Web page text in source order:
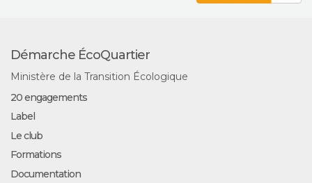
Démarche ÉcoQuartier
Ministère de la Transition Écologique
20 engagements
Label
Le club
Formations
Documentation